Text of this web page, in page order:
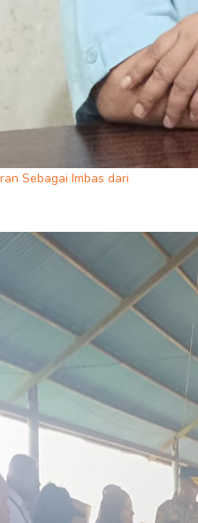
Sebagai Imbas dari